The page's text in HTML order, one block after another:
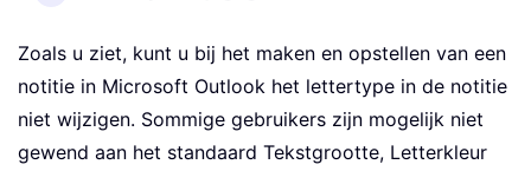
Zoals u ziet, kunt u bij het maken en opstellen van een
notitie in Microsoft Outlook het lettertype in de notitie
niet wijzigen. Sommige gebruikers zijn mogelijk niet
gewend aan het standaard Tekstgrootte, Letterkleur